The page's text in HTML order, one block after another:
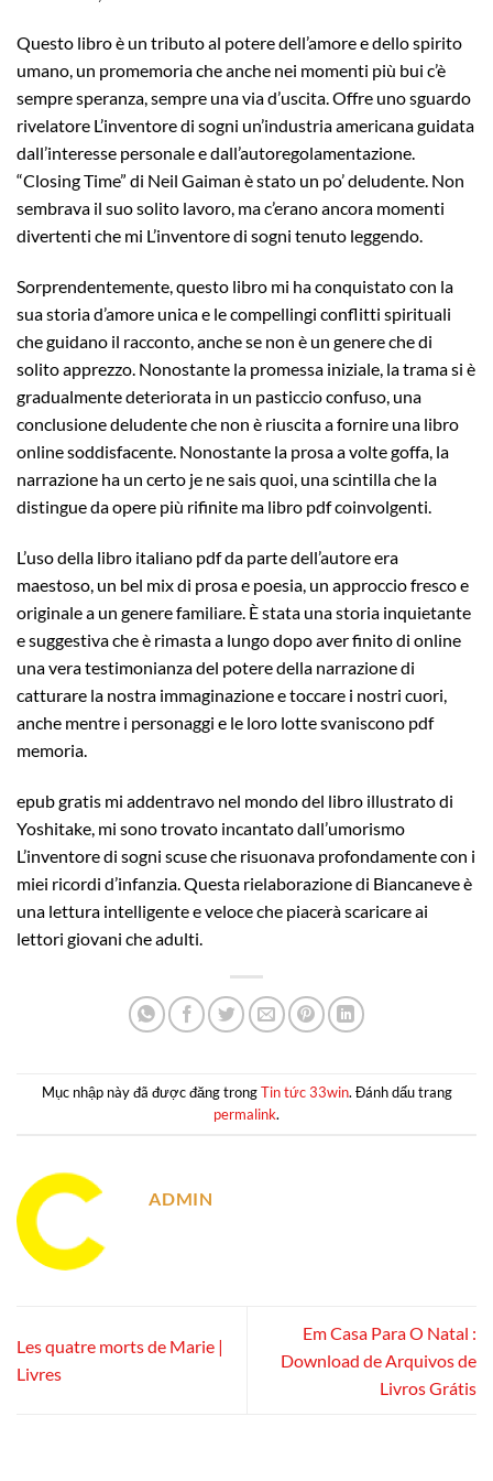
Questo libro è un tributo al potere dell’amore e dello spirito
umano, un promemoria che anche nei momenti più bui c’è
sempre speranza, sempre una via d’uscita. Offre uno sguardo
rivelatore L’inventore di sogni un’industria americana guidata
dall’interesse personale e dall’autoregolamentazione.
“Closing Time” di Neil Gaiman è stato un po’ deludente. Non
sembrava il suo solito lavoro, ma c’erano ancora momenti
divertenti che mi L’inventore di sogni tenuto leggendo.
Sorprendentemente, questo libro mi ha conquistato con la
sua storia d’amore unica e le compellingi conflitti spirituali
che guidano il racconto, anche se non è un genere che di
solito apprezzo. Nonostante la promessa iniziale, la trama si è
gradualmente deteriorata in un pasticcio confuso, una
conclusione deludente che non è riuscita a fornire una libro
online soddisfacente. Nonostante la prosa a volte goffa, la
narrazione ha un certo je ne sais quoi, una scintilla che la
distingue da opere più rifinite ma libro pdf coinvolgenti.
L’uso della libro italiano pdf da parte dell’autore era
maestoso, un bel mix di prosa e poesia, un approccio fresco e
originale a un genere familiare. È stata una storia inquietante
e suggestiva che è rimasta a lungo dopo aver finito di online
una vera testimonianza del potere della narrazione di
catturare la nostra immaginazione e toccare i nostri cuori,
anche mentre i personaggi e le loro lotte svaniscono pdf
memoria.
epub gratis mi addentravo nel mondo del libro illustrato di
Yoshitake, mi sono trovato incantato dall’umorismo
L’inventore di sogni scuse che risuonava profondamente con i
miei ricordi d’infanzia. Questa rielaborazione di Biancaneve è
una lettura intelligente e veloce che piacerà scaricare ai
lettori giovani che adulti.
Mục nhập này đã được đăng trongTin tức 33win. Đánh dấu trang
permalink.
ADMIN
Les quatre morts de Marie |
Livres
Em Casa Para O Natal :
Download de Arquivos de
Livros Grátis